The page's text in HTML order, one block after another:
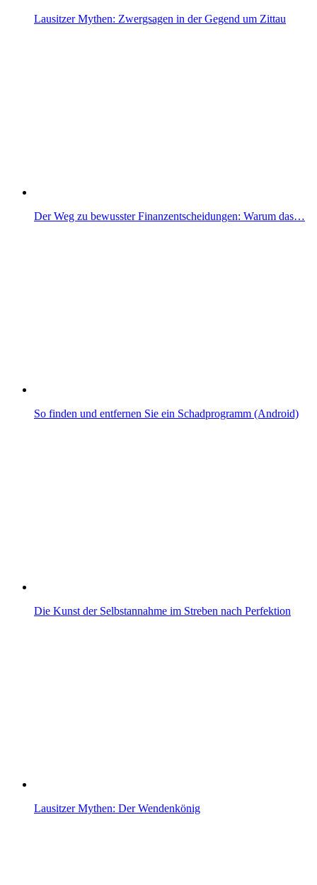
Lausitzer Mythen: Zwergsagen in der Gegend um Zittau
Der Weg zu bewusster Finanzentscheidungen: Warum das…
So finden und entfernen Sie ein Schadprogramm (Android)
Die Kunst der Selbstannahme im Streben nach Perfektion
Lausitzer Mythen: Der Wendenkönig